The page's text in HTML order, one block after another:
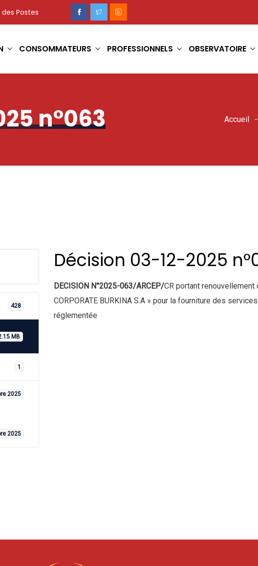
Postes
CONSOMMATEURS PROFESSIONNELS OBSERVATOIRE
n°063 Accueil
428
MB
1
2025
2025
Décision 03-12-2025
DECISION N°2025-063/ARCEP/CR portant
CORPORATE BURKINA S.A » pour la fourniture des
réglementée